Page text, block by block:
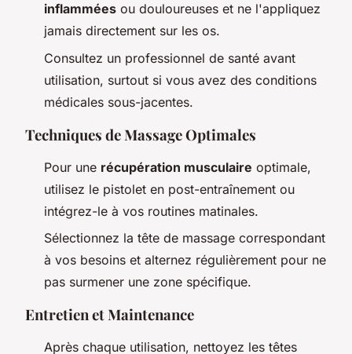
inflammées ou douloureuses et ne l'appliquez
jamais directement sur les os.
Consultez un professionnel de santé avant
utilisation, surtout si vous avez des conditions
médicales sous-jacentes.
Techniques de Massage Optimales
Pour une récupération musculaire optimale,
utilisez le pistolet en post-entraînement ou
intégrez-le à vos routines matinales.
Sélectionnez la tête de massage correspondant
à vos besoins et alternez régulièrement pour ne
pas surmener une zone spécifique.
Entretien et Maintenance
Après chaque utilisation, nettoyez les têtes